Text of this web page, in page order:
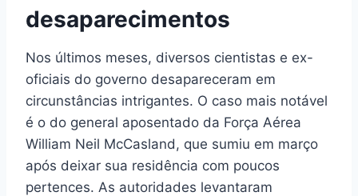
desaparecimentos
Nos últimos meses, diversos cientistas e ex-
oficiais do governo desapareceram em
circunstâncias intrigantes. O caso mais notável
é o do general aposentado da Força Aérea
William Neil McCasland, que sumiu em março
após deixar sua residência com poucos
pertences. As autoridades levantaram